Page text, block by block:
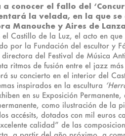
conocer el fallo del
la velada, en la que
Manouche y Aires de
Castillo de la Luz, el acto en
por la Fundación del escultor y
del Festival de Música
ritmos de fusión entre el jazz
su concierto en el interior del
inspirados en la escultura
en su Exposición
como ilustración de la
accésits, dotados con mil euros
calidad” de las